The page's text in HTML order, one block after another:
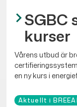
SGBC
kurser
Vårens utbud är
en ny kurs i
Aktuellt i